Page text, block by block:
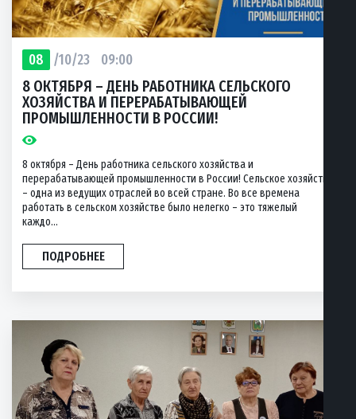
08 /10/23 09:00
8 ОКТЯБРЯ – ДЕНЬ РАБОТНИКА СЕЛЬСКОГО
ХОЗЯЙСТВА И ПЕРЕРАБАТЫВАЮЩЕЙ
ПРОМЫШЛЕННОСТИ В РОССИИ!
8 октября – День работника сельского хозяйства и
перерабатывающей промышленности в России! Сельское хозяйство
– одна из ведущих отраслей во всей стране. Во все времена
работать в сельском хозяйстве было нелегко – это тяжелый
каждо...
ПОДРОБНЕЕ